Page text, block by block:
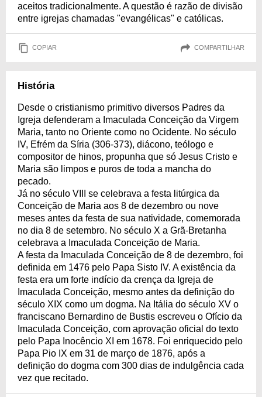
aceitos tradicionalmente. A questão é razão de divisão
entre igrejas chamadas "evangélicas" e católicas.
COPIAR COMPARTILHAR
História
Desde o cristianismo primitivo diversos Padres da
Igreja defenderam a Imaculada Conceição da Virgem
Maria, tanto no Oriente como no Ocidente. No século
IV, Efrém da Síria (306-373), diácono, teólogo e
compositor de hinos, propunha que só Jesus Cristo e
Maria são limpos e puros de toda a mancha do
pecado.
Já no século VIII se celebrava a festa litúrgica da
Conceição de Maria aos 8 de dezembro ou nove
meses antes da festa de sua natividade, comemorada
no dia 8 de setembro. No século X a Grã-Bretanha
celebrava a Imaculada Conceição de Maria.
A festa da Imaculada Conceição de 8 de dezembro, foi
definida em 1476 pelo Papa Sisto IV. A existência da
festa era um forte indício da crença da Igreja de
Imaculada Conceição, mesmo antes da definição do
século XIX como um dogma. Na Itália do século XV o
franciscano Bernardino de Bustis escreveu o Ofício da
Imaculada Conceição, com aprovação oficial do texto
pelo Papa Inocêncio XI em 1678. Foi enriquecido pelo
Papa Pio IX em 31 de março de 1876, após a
definição do dogma com 300 dias de indulgência cada
vez que recitado.